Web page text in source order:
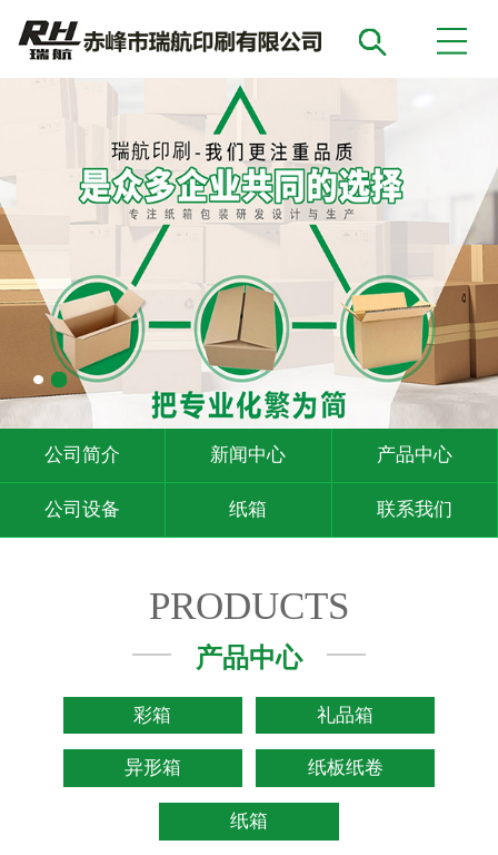
公司简介 新闻中心 产品中心
公司设备 纸箱 联系我们
PRODUCTS
产品中心
彩箱 礼品箱
异形箱 纸板纸卷
纸箱